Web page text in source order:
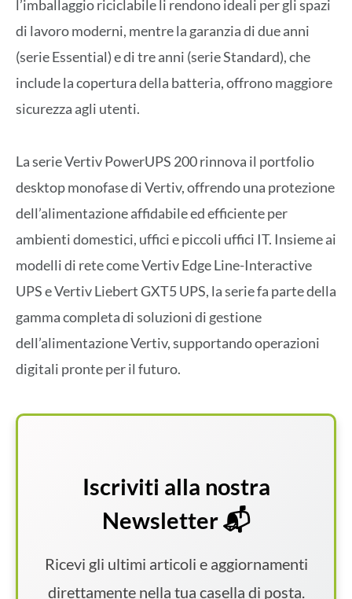
l’imballaggio riciclabile li rendono ideali per gli spazi
di lavoro moderni, mentre la garanzia di due anni
(serie Essential) e di tre anni (serie Standard), che
include la copertura della batteria, offrono maggiore
sicurezza agli utenti.
La serie Vertiv PowerUPS 200 rinnova il portfolio
desktop monofase di Vertiv, offrendo una protezione
dell’alimentazione affidabile ed efficiente per
ambienti domestici, uffici e piccoli uffici IT. Insieme ai
modelli di rete come Vertiv Edge Line-Interactive
UPS e Vertiv Liebert GXT5 UPS, la serie fa parte della
gamma completa di soluzioni di gestione
dell’alimentazione Vertiv, supportando operazioni
digitali pronte per il futuro.
Iscriviti alla nostra
Newsletter 📬
Ricevi gli ultimi articoli e aggiornamenti
direttamente nella tua casella di posta.